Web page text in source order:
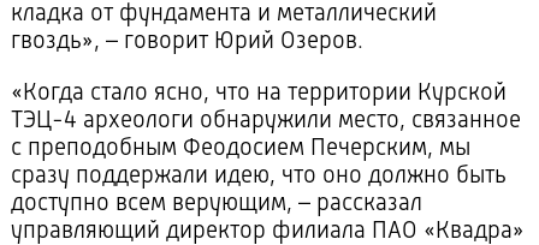
кладка от фундамента и металлический
гвоздь», – говорит Юрий Озеров.
«Когда стало ясно, что на территории Курской
ТЭЦ-4 археологи обнаружили место, связанное
с преподобным Феодосием Печерским, мы
сразу поддержали идею, что оно должно быть
доступно всем верующим, – рассказал
управляющий директор филиала ПАО «Квадра»